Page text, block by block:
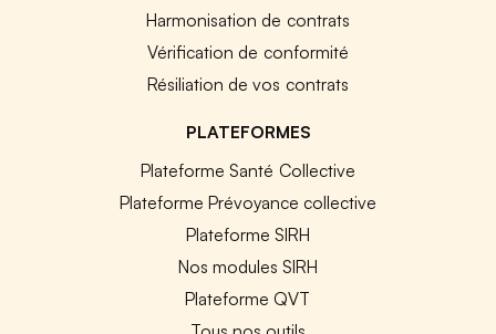
Harmonisation de contrats
Vérification de conformité
Résiliation de vos contrats
PLATEFORMES
Plateforme Santé Collective
Plateforme Prévoyance collective
Plateforme SIRH
Nos modules SIRH
Plateforme QVT